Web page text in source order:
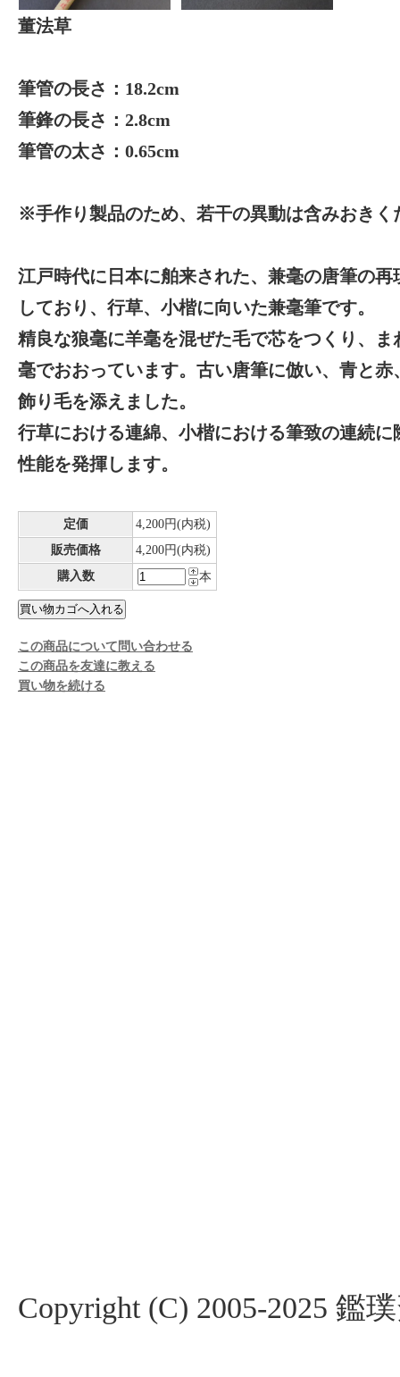
董法草
筆管の長さ：18.2cm
筆鋒の長さ：2.8cm
筆管の太さ：0.65cm
※手作り製品のため、若干の異動は含みおきく
江戸時代に日本に舶来された、兼毫の唐筆の再
しており、行草、小楷に向いた兼毫筆です。
精良な狼毫に羊毫を混ぜた毛で芯をつくり、ま
毫でおおっています。古い唐筆に倣い、青と赤
飾り毛を添えました。
行草における連綿、小楷における筆致の連続に
性能を発揮します。
定価
4,200円(内税)
販売価格
4,200円(内税)
購入数
本
この商品について問い合わせる
この商品を友達に教える
買い物を続ける
Copyright (C) 2005-2025 鑑